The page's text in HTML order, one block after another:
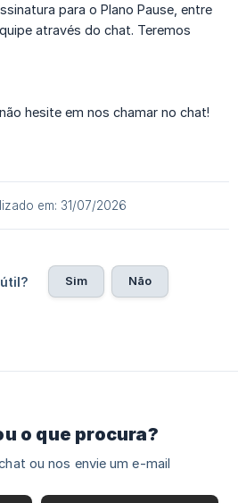
para o Plano Pause, entre
através do chat. Teremos
hesite em nos chamar no chat!
em: 31/07/2026
Sim Não
o que procura?
ou nos envie um e-mail